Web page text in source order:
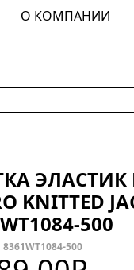
О КОМПАНИИ
ЭЛАСТИК
KNITTED
500
500